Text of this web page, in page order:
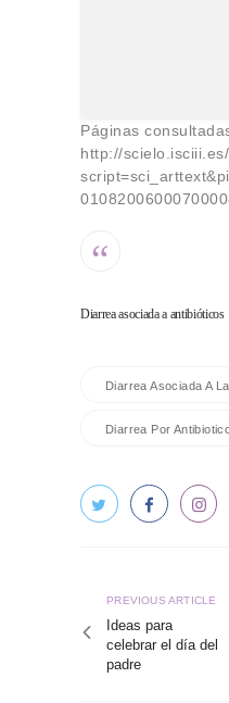
Páginas
http://
Diarrea asociada a antibióticos
Diarrea Asociada A
Diarrea Por
de
entradas
Previous
article
PREVIOUS ARTICLE
Ideas para
celebrar el día del
padre